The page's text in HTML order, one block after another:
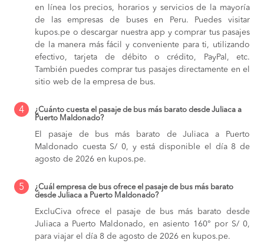
en línea los precios, horarios y servicios de la mayoría
de las empresas de buses en Peru. Puedes visitar
kupos.pe o descargar nuestra app y comprar tus pasajes
de la manera más fácil y conveniente para ti, utilizando
efectivo, tarjeta de débito o crédito, PayPal, etc.
También puedes comprar tus pasajes directamente en el
sitio web de la empresa de bus.
4
¿Cuánto cuesta el pasaje de bus más barato desde Juliaca a
Puerto Maldonado?
El pasaje de bus más barato de Juliaca a Puerto
Maldonado cuesta S/ 0, y está disponible el día 8 de
agosto de 2026 en kupos.pe.
5
¿Cuál empresa de bus ofrece el pasaje de bus más barato
desde Juliaca a Puerto Maldonado?
ExcluCiva ofrece el pasaje de bus más barato desde
Juliaca a Puerto Maldonado, en asiento 160° por S/ 0,
para viajar el día 8 de agosto de 2026 en kupos.pe.